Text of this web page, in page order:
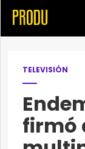
TELEVISIÓN
firmó